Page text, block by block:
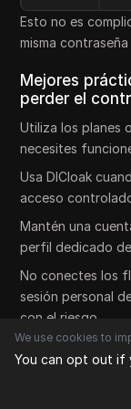
Esto no es
misma
Mejores
perder el
Utiliza los planes
necesites
Usa DICloak
acceso
Mantén una
perfil dedicado
No conectes los
sesión personal
con el riesgo.
Revisa el uso del
están generando
Nombres de
We use cookies to
You can opt out if